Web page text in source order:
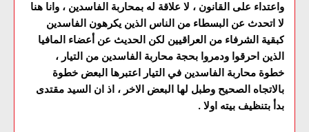
واعتداء على القانون ، لا علاقة له بمحاربة الفاسدين ، وانا هنا
لا اتحدث عن البسطاء من الناس الذين يكرهون الفاسدين
كبقية الشرفاء من العراقيين لكن الحديث عن أعضاء المافيا
الذين احرقوا ودمروا بحجة محاربة الفاسدين من التيار ،
خطوة محاربة الفاسدين في التيار اعتبرها البعض خطوة
بالاتجاه الصحيح وطبل لها البعض الاخر ، اذ ان السيد مقتدى
بدأ بتنظيف بيته اولا .